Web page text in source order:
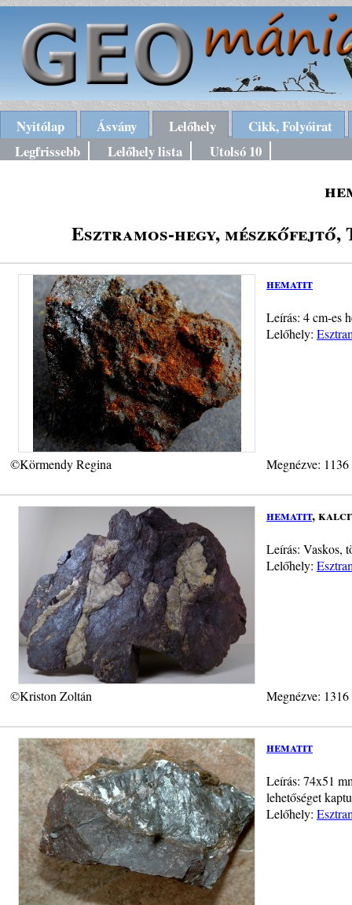
Nyitólap Ásvány Lelőhely
Cikk, Folyóirat
Legfrissebb
Lelőhely lista Utolsó 10
Esztramos-hegy,
hematit
Leírás: 4 cm-es
Lelőhely:
©Körmendy Regina Megnézve:
hematit,
Leírás: Vaskos,
Lelőhely:
©Kriston Zoltán Megnézve:
hematit
Leírás: 74x51
lehetőséget
Lelőhely: